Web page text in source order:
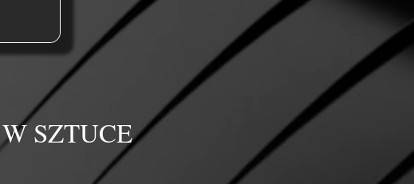
SZTUCE